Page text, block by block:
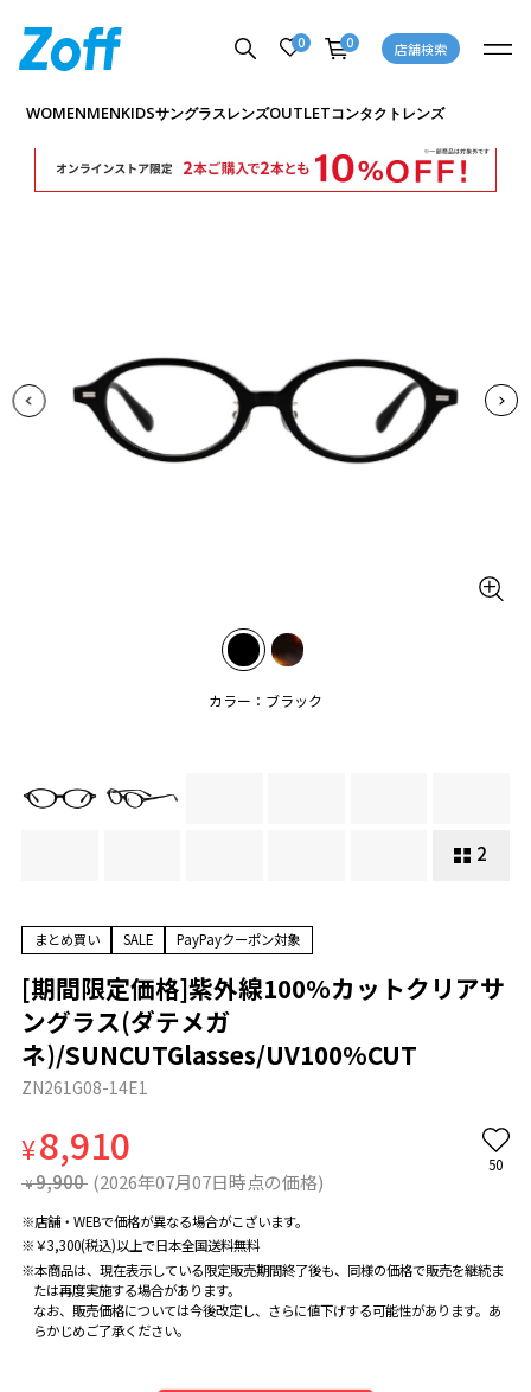
0 0 店舗検索
WOMENMENKIDSサングラスレンズOUTLETコンタクトレンズ
カラー：ブラック
2
商品詳細ページへ
まとめ買い SALE PayPayクーポン対象
[期間限定価格]紫外線100%カットクリアサ
ングラス(ダテメガ
ネ)/SUNCUTGlasses/UV100%CUT
ZN261G08-14E1
¥8,910
¥ 9,900 (2026年07月07日時点の価格)
50
※店舗・WEBで価格が異なる場合がこざいます。
※￥3,300(税込)以上で日本全国送料無料
※本商品は、現在表示している限定販売期間終了後も、同様の価格で販売を継続ま
たは再度実施する場合があります。
なお、販売価格については今後改定し、さらに値下げする可能性があります。あ
らかじめご了承ください。